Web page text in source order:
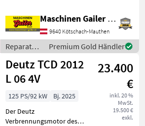
komplett kaufen oder auch
nur Einzelteile.
Zylinderanzahl: 4 Hubraum:
3.769l max. Leistung: 70.6k
Maschinen Gailer GmbH
9640 Kötschach-Mauthen
Reparatur
und
Ersatzteile
/ Kubota
Premium Gold Händler
Deutz TCD 2012
L 06 4V
23.400
€
inkl. 20 %
MwSt.
19.500 €
exkl.
125 PS/92 kW
Bj. 2025
Der Deutz
Verbrennungsmotor des